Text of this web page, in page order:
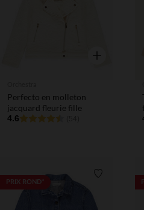
Aperçu rapide
Perfecto en molleton
jacquard fleurie fille
4.6
PRIX ROND* Liste de